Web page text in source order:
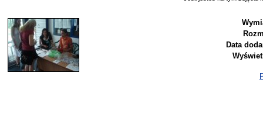
Data